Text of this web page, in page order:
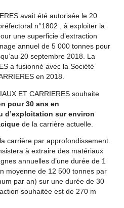
avait été autorisée le 20
n°1802 , à exploiter la
une superficie d’extraction
annuel de 5 000 tonnes pour
20 septembre 2018. La
a fusionné avec la Société
en 2018.
ET CARRIERES souhaite
pour 30 ans en
d’exploitation sur environ
de la carrière actuelle.
carrière par approfondissement
à extraire des matériaux
annuelles d’une durée de 1
moyenne de 12 500 tonnes par
par an) sur une durée de 30
souhaitée est de 270 m